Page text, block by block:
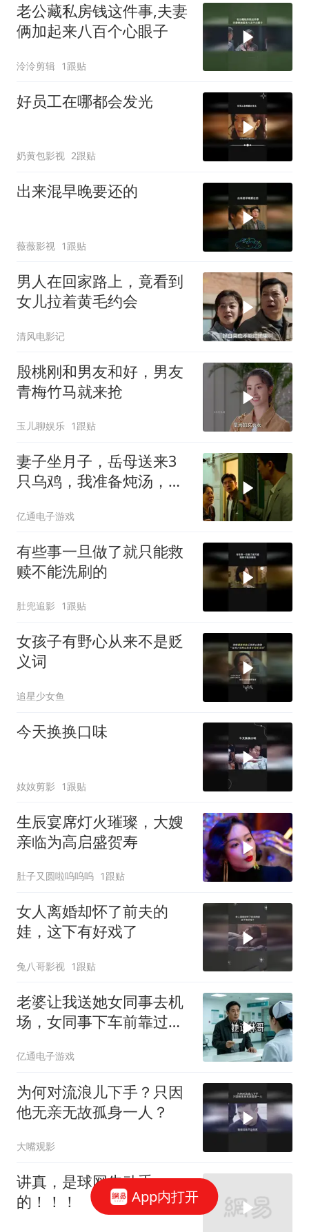
老公藏私房钱这件事,夫妻
俩加起来八百个心眼子
泠泠剪辑 1跟贴
好员工在哪都会发光
奶黄包影视 2跟贴
出来混早晚要还的
薇薇影视 1跟贴
男人在回家路上，竟看到
女儿拉着黄毛约会
清风电影记
殷桃刚和男友和好，男友
青梅竹马就来抢
玉儿聊娱乐 1跟贴
妻子坐月子，岳母送来3
只乌鸡，我准备炖汤，妻
亿通电子游戏
有些事一旦做了就只能救
赎不能洗刷的
肚兜追影 1跟贴
女孩子有野心从来不是贬
义词
追星少女鱼
今天换换口味
奻奻剪影 1跟贴
生辰宴席灯火璀璨，大嫂
亲临为高启盛贺寿
肚子又圆啦呜呜呜 1跟贴
女人离婚却怀了前夫的
娃，这下有好戏了
兔八哥影视 1跟贴
老婆让我送她女同事去机
场，女同事下车前靠过来
层有个U盘
亿通电子游戏
为何对流浪儿下手？只因
他无亲无故孤身一人？
大嘴观影
讲真，是球网先动手
的！！！
App内打开